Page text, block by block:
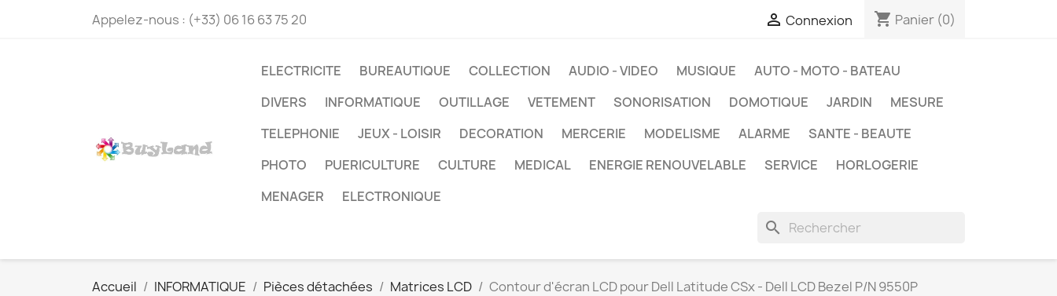
Appelez-nous : (+33) 06 16 63 75 20  Connexion shopping_cart Panier (0)
ELECTRICITE BUREAUTIQUE COLLECTION AUDIO - VIDEO MUSIQUE
AUTO - MOTO - BATEAU
DIVERS
INFORMATIQUE OUTILLAGE VETEMENT SONORISATION DOMOTIQUE JARDIN
MESURE
TELEPHONIE
JEUX - LOISIR DECORATION MERCERIE MODELISME ALARME
SANTE - BEAUTE
PHOTO
PUERICULTURE CULTURE MEDICAL ENERGIE RENOUVELABLE SERVICE
HORLOGERIE
MENAGER
ELECTRONIQUE
search
Accueil INFORMATIQUE Pièces détachées Matrices LCD Contour d'écran LCD pour Dell Latitude CSx - Dell LCD Bezel P/N 9550P